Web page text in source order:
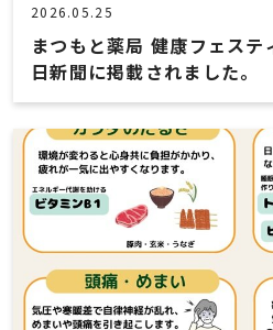
2026.05.25
まつもと薬局 健康フェス
日新聞に掲載されました。